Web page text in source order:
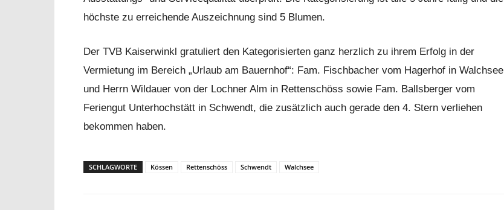
höchste zu erreichende Auszeichnung sind 5 Blumen.
Der TVB Kaiserwinkl gratuliert den Kategorisierten ganz herzlich zu ihrem Erfolg in der
Vermietung im Bereich „Urlaub am Bauernhof“: Fam. Fischbacher vom Hagerhof in Walchsee
und Herrn Wildauer von der Lochner Alm in Rettenschöss sowie Fam. Ballsberger vom
Feriengut Unterhochstätt in Schwendt, die zusätzlich auch gerade den 4. Stern verliehen
bekommen haben.
SCHLAGWORTE Kössen Rettenschöss Schwendt Walchsee